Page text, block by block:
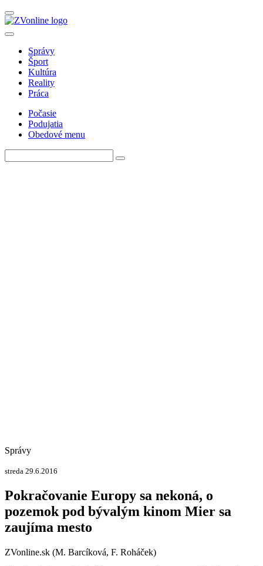
Správy
Šport
Kultúra
Reality
Práca
Počasie
Podujatia
Obedové menu
Správy
streda 29.6.2016
Pokračovanie Europy sa nekoná, o
pozemok pod bývalým kinom Mier sa
zaujíma mesto
ZVonline.sk (M. Barcíková, F. Roháček)